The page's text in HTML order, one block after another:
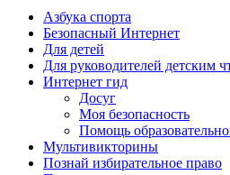
Азбука спорта
Безопасный Интернет
Для детей
Для руководителей детским
Интернет гид
Досуг
Моя безопасность
Помощь
Мультивикторины
Познай избирательное право